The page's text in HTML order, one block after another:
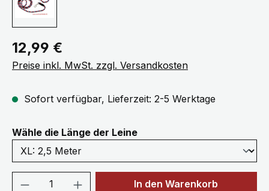
Regulärer Preis:
12,99 €
Preise inkl. MwSt. zzgl. Versandkosten
Sofort verfügbar, Lieferzeit: 2-5 Werktage
Wähle die Länge der Leineauswählen
Produkt Anzahl: Gib denIn den Warenkorb